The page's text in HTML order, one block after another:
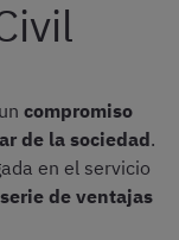
compromiso
de la sociedad.
en el servicio
de ventajas